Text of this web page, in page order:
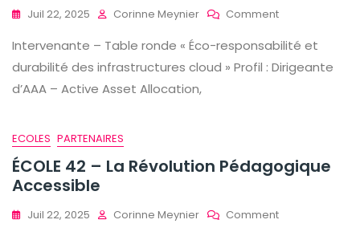
Juil 22, 2025 Corinne Meynier CommentOn
Grigoriu
Intervenante – Table ronde « Éco-responsabilité et
durabilité des infrastructures cloud » Profil : Dirigeante
d’AAA – Active Asset Allocation,
ECOLES PARTENAIRES
ÉCOLE 42 – La Révolution Pédagogique
Accessible
Juil 22, 2025 Corinne Meynier CommentOn